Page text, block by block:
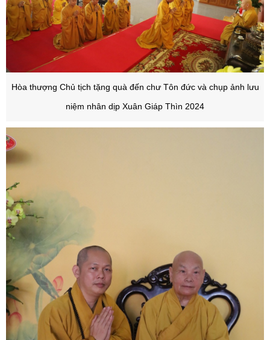
Hòa thượng Chủ tịch tặng quà đến chư Tôn đức và chụp ảnh lưu
niệm nhân dịp Xuân Giáp Thìn 2024